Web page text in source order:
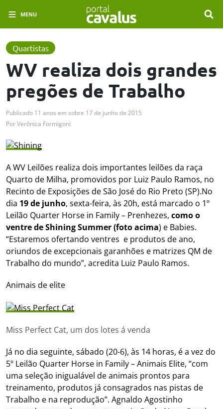
MENU
Quartistas
WV realiza dois grandes
pregões de Trabalho
Publicado 11 anos em sobre 17 de junho de 2015
PorVerônica Formigoni
A WV Leilões realiza dois importantes leilões da raça
Quarto de Milha, promovidos por Luiz Paulo Ramos, no
Recinto de Exposições de São José do Rio Preto (SP).No
dia 19 de junho, sexta-feira, às 20h, está marcado o 1º
Leilão Quarter Horse in Family – Prenhezes, como o
ventre de Shining Summer (foto acima) e Babies.
“Estaremos ofertando ventres e produtos de ano,
oriundos de excepcionais garanhões e matrizes QM de
Trabalho do mundo”, acredita Luiz Paulo Ramos.
Animais de elite
Miss Perfect Cat, um dos lotes á venda
Já no dia seguinte, sábado (20-6), às 14 horas, é a vez do
5º Leilão Quarter Horse in Family – Animais Elite, “com
uma seleção inigualável de animais prontos para
treinamento, produtos já consagrados nas pistas de
Trabalho e na reprodução”. Agnaldo Agostinho